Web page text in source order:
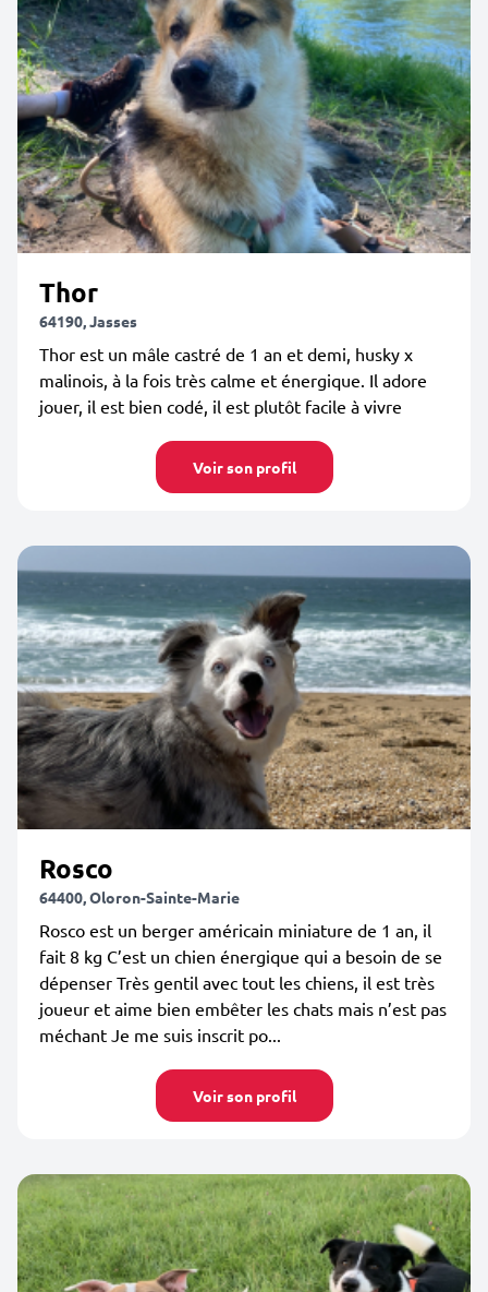
Thor
64190, Jasses
Thor est un mâle castré de 1 an et demi, husky x
malinois, à la fois très calme et énergique. Il adore
jouer, il est bien codé, il est plutôt facile à vivre
Voir son profil
Rosco
64400, Oloron-Sainte-Marie
Rosco est un berger américain miniature de 1 an, il
fait 8 kg C’est un chien énergique qui a besoin de se
dépenser Très gentil avec tout les chiens, il est très
joueur et aime bien embêter les chats mais n’est pas
méchant Je me suis inscrit po...
Voir son profil